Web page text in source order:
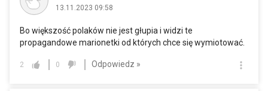
13.11.2023 09:58
Bo większość polaków nie jest głupia i widzi te
propagandowe marionetki od których chce się wymiotować.
2 0 Odpowiedz »